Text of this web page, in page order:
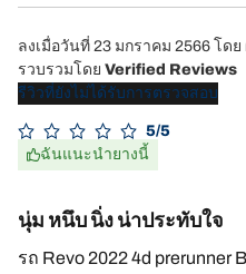
ลงเมื่อวันที่ 23 มกราคม 2566 โดย
รวบรวมโดย Verified Reviews
รีวิวที่ยังไม่ได้รับการตรวจสอบ
5/5
ฉันแนะนำยางนี้
นุ่ม หนึบ นิ่ง น่าประทับใจ
รถ Revo 2022 4d prerunner